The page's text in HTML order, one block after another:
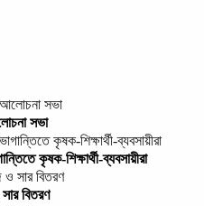
সভা
কৃষক-শিক্ষার্থী-ব্যবসায়ীরা
বিতরণ